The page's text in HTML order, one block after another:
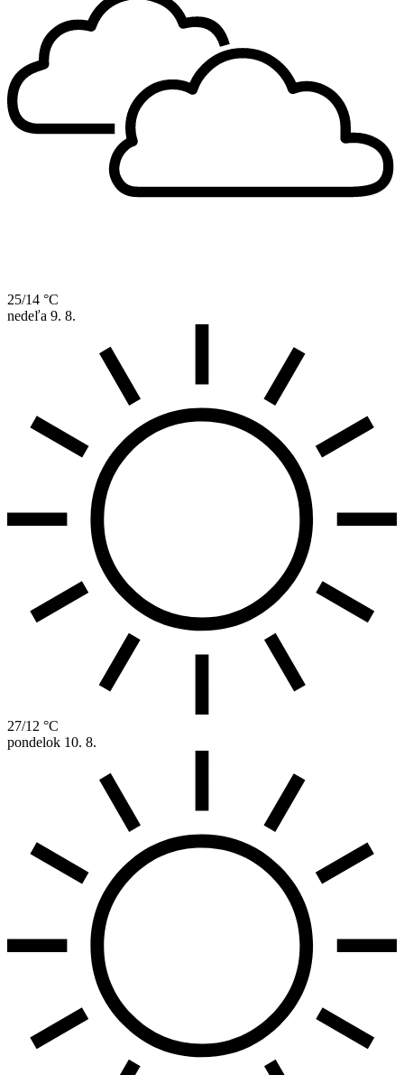
25/14 °C
nedeľa 9. 8.
27/12 °C
pondelok 10. 8.